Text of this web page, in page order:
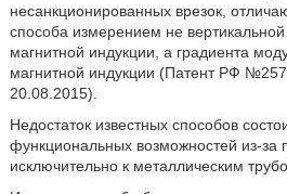
несанкционированных врезок,
способа измерением не
магнитной индукции, а градиента
магнитной индукции (Патент РФ
20.08.2015).
Недостаток известных способов
функциональных возможностей из-за
исключительно к металлическим